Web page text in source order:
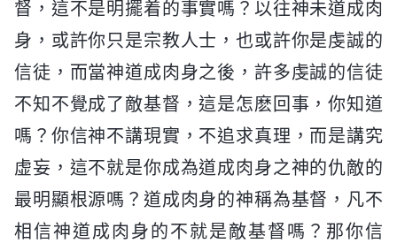
督，這不是明擺着的事實嗎？以往神未道成肉
身，或許你只是宗教人士，也或許你是虔誠的
信徒，而當神道成肉身之後，許多虔誠的信徒
不知不覺成了敵基督，這是怎麽回事，你知道
嗎？你信神不講現實，不追求真理，而是講究
虚妄，這不就是你成為道成肉身之神的仇敵的
最明顯根源嗎？道成肉身的神稱為基督，凡不
相信神道成肉身的不就是敵基督嗎？那你信